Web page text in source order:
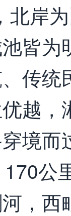
北岸
皆
传
越
境
公
，